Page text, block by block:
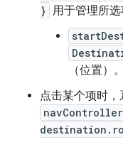
} 用于管理所选
（位置）。
点击某个项时